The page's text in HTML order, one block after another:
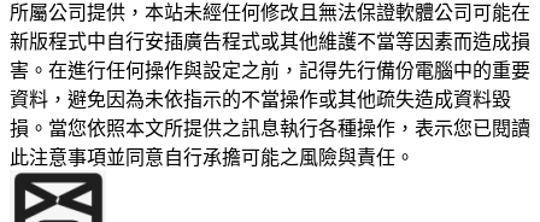
所屬公司提供，本站未經任何修改且無法保證軟體公司可能在
新版程式中自行安插廣告程式或其他維護不當等因素而造成損
害。在進行任何操作與設定之前，記得先行備份電腦中的重要
資料，避免因為未依指示的不當操作或其他疏失造成資料毀
損。當您依照本文所提供之訊息執行各種操作，表示您已閱讀
此注意事項並同意自行承擔可能之風險與責任。